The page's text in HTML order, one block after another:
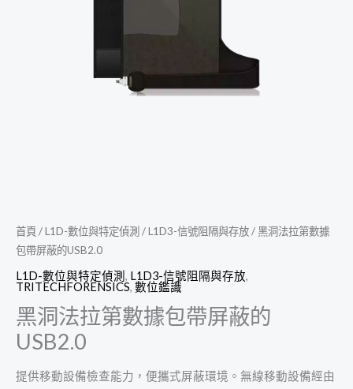
首頁/L1D-數位與特定偵測 /L1D3-信號阻隔與存放/ 黑洞法拉第數據
包帶屏蔽的USB2.0
L1D-數位與特定偵測 , L1D3-信號阻隔與存放,
TRITECHFORENSICS, 數位鑑識
黑洞法拉第數據包帶屏蔽的
USB2.0
提供移動設備檢查能力，便攜式屏蔽環境。無線移動設備經由